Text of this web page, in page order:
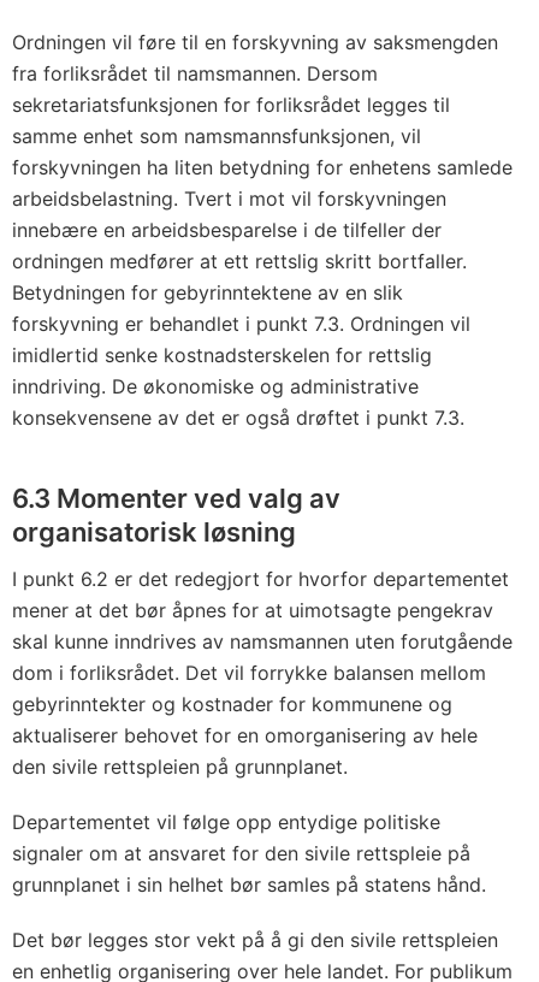
Ordningen vil føre til en forskyvning av saksmengden
fra forliksrådet til namsmannen. Dersom
sekretariatsfunksjonen for forliksrådet legges til
samme enhet som namsmannsfunksjonen, vil
forskyvningen ha liten betydning for enhetens samlede
arbeidsbelastning. Tvert i mot vil forskyvningen
innebære en arbeidsbesparelse i de tilfeller der
ordningen medfører at ett rettslig skritt bortfaller.
Betydningen for gebyrinntektene av en slik
forskyvning er behandlet i punkt 7.3. Ordningen vil
imidlertid senke kostnadsterskelen for rettslig
inndriving. De økonomiske og administrative
konsekvensene av det er også drøftet i punkt 7.3.
6.3 Momenter ved valg av
organisatorisk løsning
I punkt 6.2 er det redegjort for hvorfor departementet
mener at det bør åpnes for at uimotsagte pengekrav
skal kunne inndrives av namsmannen uten forutgående
dom i forliksrådet. Det vil forrykke balansen mellom
gebyrinntekter og kostnader for kommunene og
aktualiserer behovet for en omorganisering av hele
den sivile rettspleien på grunnplanet.
Departementet vil følge opp entydige politiske
signaler om at ansvaret for den sivile rettspleie på
grunnplanet i sin helhet bør samles på statens hånd.
Det bør legges stor vekt på å gi den sivile rettspleien
en enhetlig organisering over hele landet. For publikum